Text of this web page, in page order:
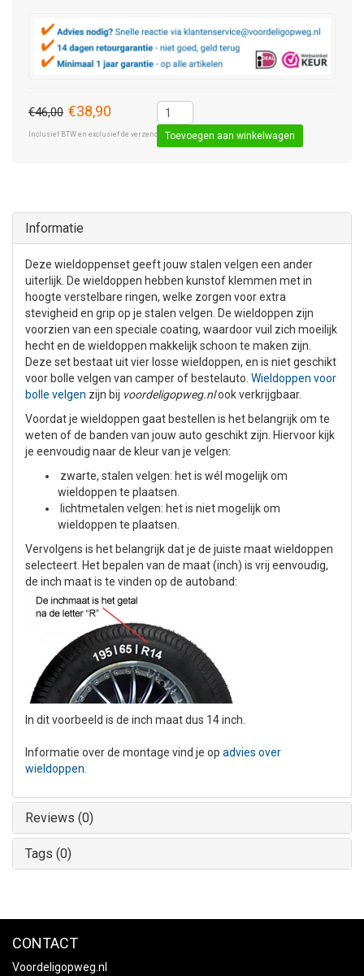
€46,00 €38,90
Inclusief BTW en exclusief de verzendkosten € 8,50 (standaard pakket).
Toevoegen aan winkelwagen
Informatie
Deze wieldoppenset geeft jouw stalen velgen een ander
uiterlijk. De wieldoppen hebben kunstof klemmen met in
hoogte verstelbare ringen, welke zorgen voor extra
stevigheid en grip op je stalen velgen. De wieldoppen zijn
voorzien van een speciale coating, waardoor vuil zich moeilijk
hecht en de wieldoppen makkelijk schoon te maken zijn.
Deze set bestaat uit vier losse wieldoppen, en is niet geschikt
voor bolle velgen van camper of bestelauto. Wieldoppen voor
bolle velgen zijn bij voordeligopweg.nlook verkrijgbaar.
Voordat je wieldoppen gaat bestellen is het belangrijk om te
weten of de banden van jouw auto geschikt zijn. Hiervoor kijk
je eenvoudig naar de kleur van je velgen:
zwarte, stalen velgen: het is wél mogelijk om
wieldoppen te plaatsen.
lichtmetalen velgen: het is niet mogelijk om
wieldoppen te plaatsen.
Vervolgens is het belangrijk dat je de juiste maat wieldoppen
selecteert. Het bepalen van de maat (inch) is vrij eenvoudig,
de inch maat is te vinden op de autoband:
In dit voorbeeld is de inch maat dus 14 inch.
Informatie over de montage vind je op advies over
wieldoppen.
Reviews (0)
Tags (0)
CONTACT
Voordeligopweg.nl